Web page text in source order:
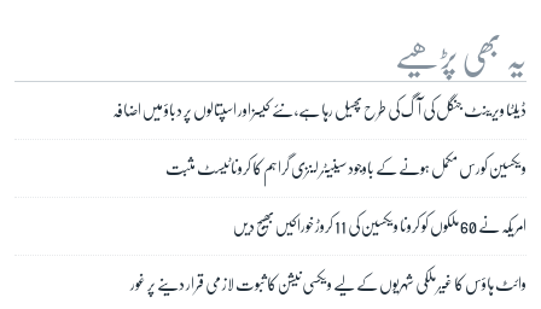
یہ بھی پڑھیے
ڈیلٹا ویرینٹ جنگل کی آگ کی طرح پھیل رہا ہے، نئے کیسز اور اسپتالوں پر دباؤ میں اضافہ
ویکسین کورس مکمل ہونے کے باوجود سینیٹر لنزی گراہم کا کرونا ٹیسٹ مثبت
امریکہ نے 60 ملکوں کو کرونا ویکسین کی 11 کروڑ خوراکیں بھیج دیں
وائٹ ہاؤس کا غیر ملکی شہریوں کے لیے ویکسی نیشن کا ثبوت لازمی قرار دینے پر غور